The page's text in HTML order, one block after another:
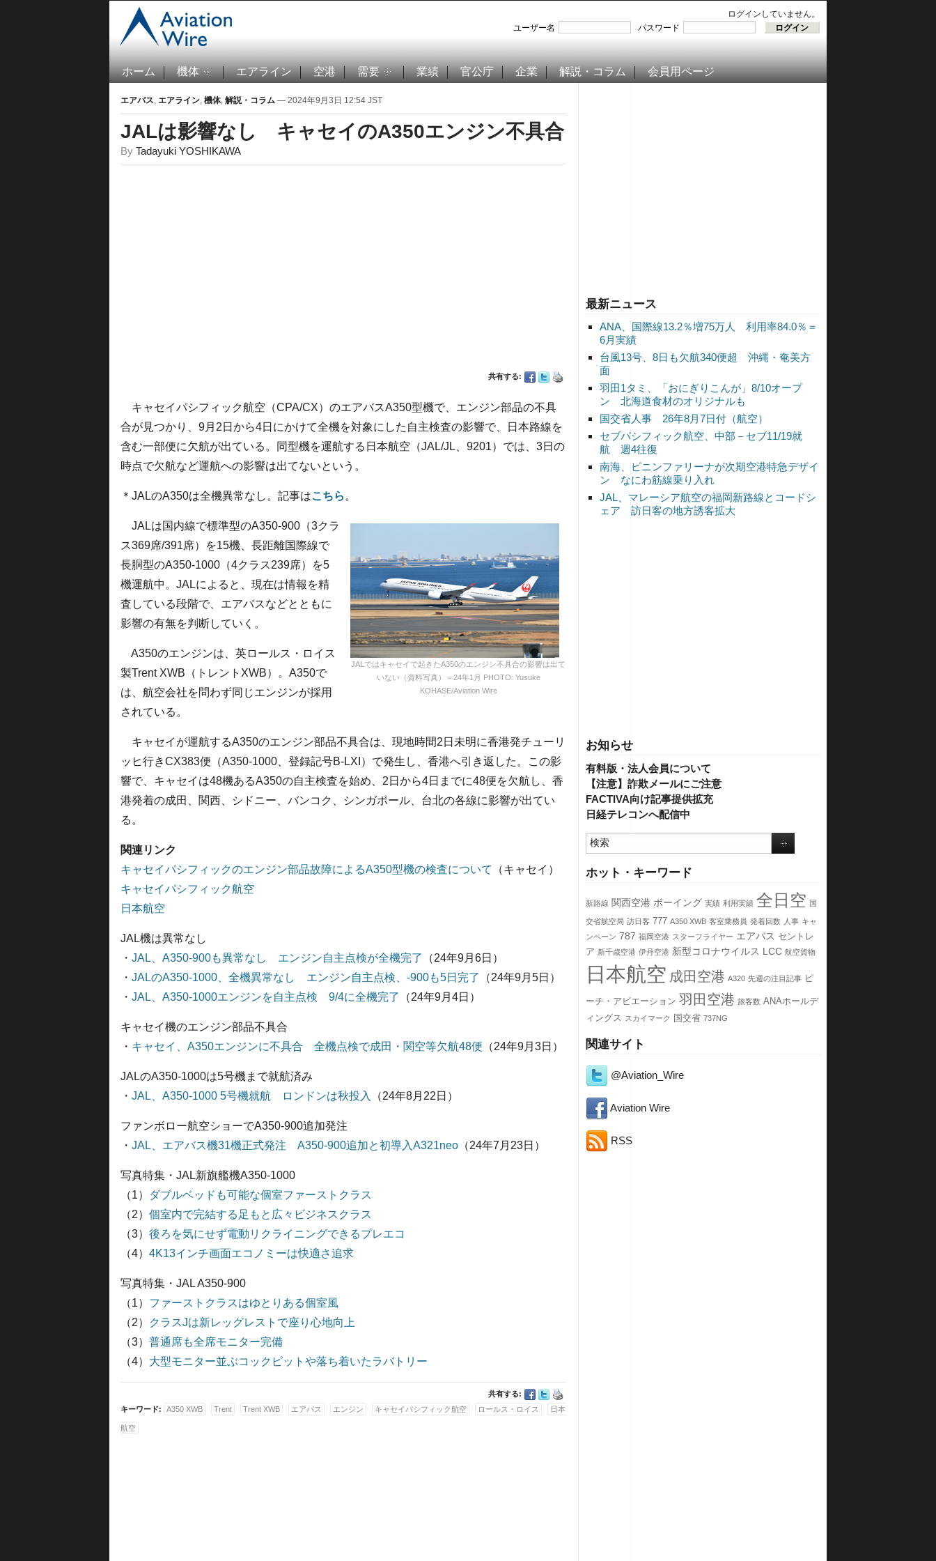
ログインしていません。
ユーザー名
パスワード
ホーム 機体 エアライン 空港 需要 業績 官公庁 企業 解説・コラム 会員用ページ
最新ニュース
ANA、国際線13.2％増75万人 利用率84.0％＝
6月実績
台風13号、8日も欠航340便超 沖縄・奄美方
面
羽田1タミ、「おにぎりこんが」8/10オープ
ン 北海道食材のオリジナルも
国交省人事 26年8月7日付（航空）
セブパシフィック航空、中部－セブ11/19就
航 週4往復
南海、ピニンファリーナが次期空港特急デザイ
ン なにわ筋線乗り入れ
JAL、マレーシア航空の福岡新路線とコードシ
ェア 訪日客の地方誘客拡大
お知らせ
有料版・法人会員について
【注意】詐欺メールにご注意
FACTIVA向け記事提供拡充
日経テレコンへ配信中
ホット・キーワード
新路線 関西空港 ボーイング 実績 利用実績 全日空 国
交省航空局 訪日客 777 A350 XWB 客室乗務員 発着回数 人事 キャ
ンペーン 787 福岡空港 スターフライヤー エアバス セントレ
ア 新千歳空港 伊丹空港 新型コロナウイルス LCC 航空貨物
日本航空 成田空港 A320 先週の注目記事 ピ
ーチ・アビエーション 羽田空港 旅客数 ANAホールデ
ィングス
スカイマーク 国交省 737NG
関連サイト
@Aviation_Wire
Aviation Wire
RSS
エアバス, エアライン, 機体, 解説・コラム — 2024年9月3日 12:54 JST
JALは影響なし キャセイのA350エンジン不具合
By Tadayuki YOSHIKAWA
共有する:
キャセイパシフィック航空（CPA/CX）のエアバスA350型機で、エンジン部品の不具
合が見つかり、9月2日から4日にかけて全機を対象にした自主検査の影響で、日本路線を
含む一部便に欠航が出ている。同型機を運航する日本航空（JAL/JL、9201）では、3日の
時点で欠航など運航への影響は出てないという。
＊JALのA350は全機異常なし。記事はこちら 。
JALではキャセイで起きたA350のエンジン不具合の影響は出て
いない（資料写真）＝24年1月 PHOTO: Yusuke
KOHASE/Aviation Wire
JALは国内線で標準型のA350-900（3クラ
ス369席/391席）を15機、長距離国際線で
長胴型のA350-1000（4クラス239席）を5
機運航中。JALによると、現在は情報を精
査している段階で、エアバスなどとともに
影響の有無を判断していく。
A350のエンジンは、英ロールス・ロイス
製Trent XWB（トレントXWB）。A350で
は、航空会社を問わず同じエンジンが採用
されている。
キャセイが運航するA350のエンジン部品不具合は、現地時間2日未明に香港発チューリ
ッヒ行きCX383便（A350-1000、登録記号B-LXI）で発生し、香港へ引き返した。この影
響で、キャセイは48機あるA350の自主検査を始め、2日から4日までに48便を欠航し、香
港発着の成田、関西、シドニー、バンコク、シンガポール、台北の各線に影響が出てい
る。
関連リンク
キャセイパシフィックのエンジン部品故障によるA350型機の検査について
（キャセイ）
キャセイパシフィック航空
日本航空
JAL機は異常なし
・ JAL、A350-900も異常なし エンジン自主点検が全機完了
（24年9月6日）
・ JALのA350-1000、全機異常なし エンジン自主点検、-900も5日完了
（24年9月5日）
・ JAL、A350-1000エンジンを自主点検 9/4に全機完了 （24年9月4日）
キャセイ機のエンジン部品不具合
・ キャセイ、A350エンジンに不具合 全機点検で成田・関空等欠航48便 （24年9月3日）
JALのA350-1000は5号機まで就航済み
・ JAL、A350-1000 5号機就航 ロンドンは秋投入 （24年8月22日）
ファンボロー航空ショーでA350-900追加発注
・ JAL、エアバス機31機正式発注 A350-900追加と初導入A321neo （24年7月23日）
写真特集・JAL新旗艦機A350-1000
（1）
ダブルベッドも可能な個室ファーストクラス
（2） 個室内で完結する足もと広々ビジネスクラス
（3） 後ろを気にせず電動リクライニングできるプレエコ
（4） 4K13インチ画面エコノミーは快適さ追求
写真特集・JAL A350-900
（1） ファーストクラスはゆとりある個室風
（2）
クラスJは新レッグレストで座り心地向上
（3） 普通席も全席モニター完備
（4） 大型モニター並ぶコックピットや落ち着いたラバトリー
共有する:
キーワード:
A350 XWB Trent Trent XWB エアバス エンジン キャセイパシフィック航空 ロールス・ロイス 日本
航空